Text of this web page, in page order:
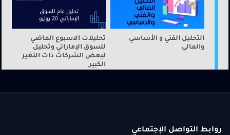
التحليل الفني و الأساسي
والمالي
تحليلات الاسبوع الماضي
للسوق الإماراتي وتحليل
لبعض الشركات ذات التغير
الكبير
روابط التواصل الإجتماعي